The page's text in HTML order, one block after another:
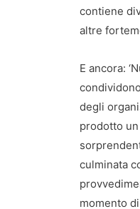
contiene
altre
E ancora:
degli
prodotto
culminata
momento